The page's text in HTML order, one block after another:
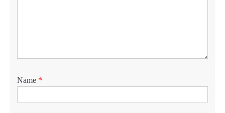
Name *